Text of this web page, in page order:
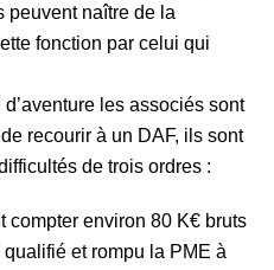
peuvent naître de la
fonction par celui qui
les associés sont
recourir à un DAF, ils sont
de trois ordres :
compter environ 80 K€ bruts
et rompu la PME à